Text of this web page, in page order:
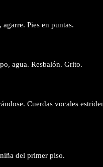
Pies en puntas.
agua. Resbalón. Grito.
Cuerdas vocales
del primer piso.